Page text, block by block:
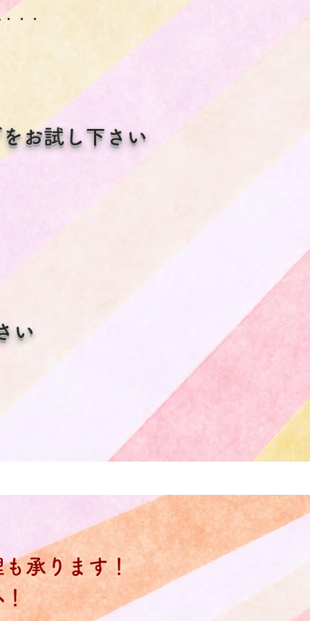
・・
お試し下さい
い
承ります！